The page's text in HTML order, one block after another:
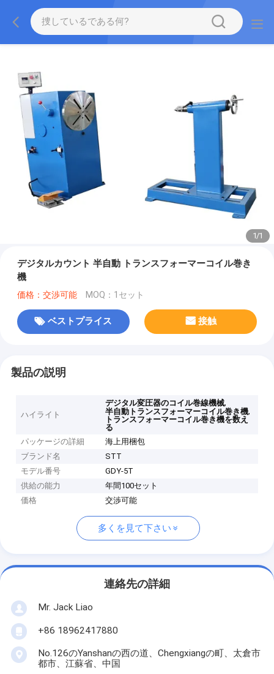
1/1
デジタルカウント 半自動 トランスフォーマーコイル巻き
機
価格：交渉可能 MOQ：1セット
ベストプライス 接触
製品の説明
ハイライト
デジタル変圧器のコイル巻線機械,
半自動トランスフォーマーコイル巻き機,
トランスフォーマーコイル巻き機を数え
る
パッケージの詳細
海上用梱包
ブランド名
STT
モデル番号
GDY-5T
供給の能力
年間100セット
価格
交渉可能
多くを見て下さい
連絡先の詳細
Mr. Jack Liao
+86 18962417880
No.126のYanshanの西の道、Chengxiangの町、太倉市
都市、江蘇省、中国